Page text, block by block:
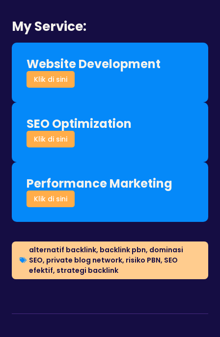
My Service:
Website Development
Klik di sini
SEO Optimization
Klik di sini
Performance Marketing
Klik di sini
alternatif backlink, backlink pbn, dominasi
SEO, private blog network, risiko PBN, SEO
efektif, strategi backlink